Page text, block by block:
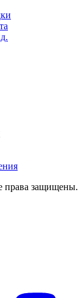
права защищены.